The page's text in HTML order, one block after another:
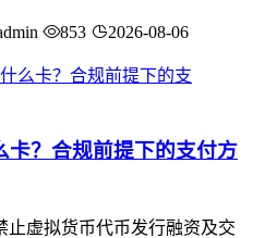
853 2026-08-06
卡？合规前提下的支付方
止虚拟货币代币发行融资及交